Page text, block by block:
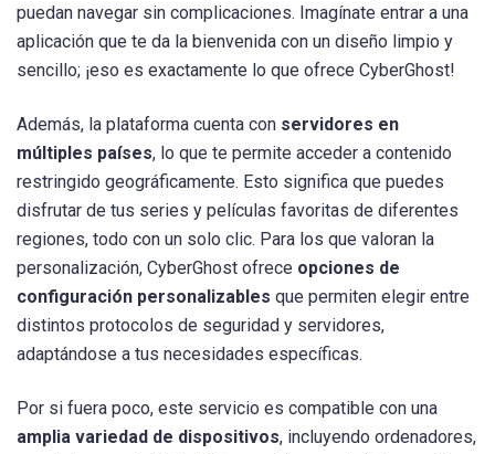
puedan navegar sin complicaciones. Imagínate entrar a una
aplicación que te da la bienvenida con un diseño limpio y
sencillo; ¡eso es exactamente lo que ofrece CyberGhost!
Además, la plataforma cuenta con servidores en
múltiples países, lo que te permite acceder a contenido
restringido geográficamente. Esto significa que puedes
disfrutar de tus series y películas favoritas de diferentes
regiones, todo con un solo clic. Para los que valoran la
personalización, CyberGhost ofrece opciones de
configuración personalizables que permiten elegir entre
distintos protocolos de seguridad y servidores,
adaptándose a tus necesidades específicas.
Por si fuera poco, este servicio es compatible con una
amplia variedad de dispositivos, incluyendo ordenadores,